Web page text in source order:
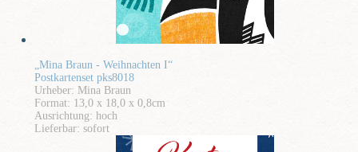
„Mina Braun - Weihnachten I“
Postkartenset pks8018
Urheber: Mina Braun
Format: 13,0 x 18,0 x 0,8cm
Ausrichtung: hoch
Lieferbar: sofort